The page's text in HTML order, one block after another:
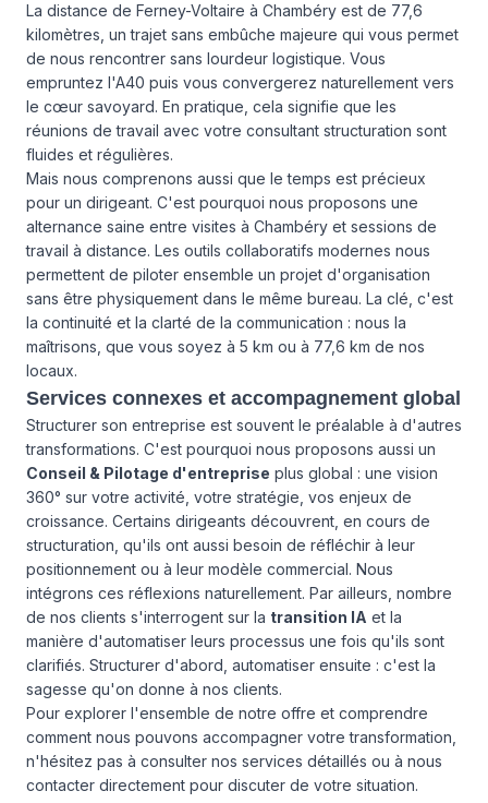
La distance de Ferney-Voltaire à Chambéry est de 77,6
kilomètres, un trajet sans embûche majeure qui vous permet
de nous rencontrer sans lourdeur logistique. Vous
empruntez l'A40 puis vous convergerez naturellement vers
le cœur savoyard. En pratique, cela signifie que les
réunions de travail avec votre consultant structuration sont
fluides et régulières.
Mais nous comprenons aussi que le temps est précieux
pour un dirigeant. C'est pourquoi nous proposons une
alternance saine entre visites à Chambéry et sessions de
travail à distance. Les outils collaboratifs modernes nous
permettent de piloter ensemble un projet d'organisation
sans être physiquement dans le même bureau. La clé, c'est
la continuité et la clarté de la communication : nous la
maîtrisons, que vous soyez à 5 km ou à 77,6 km de nos
locaux.
Services connexes et accompagnement global
Structurer son entreprise est souvent le préalable à d'autres
transformations. C'est pourquoi nous proposons aussi un
Conseil & Pilotage d'entreprise plus global : une vision
360° sur votre activité, votre stratégie, vos enjeux de
croissance. Certains dirigeants découvrent, en cours de
structuration, qu'ils ont aussi besoin de réfléchir à leur
positionnement ou à leur modèle commercial. Nous
intégrons ces réflexions naturellement. Par ailleurs, nombre
de nos clients s'interrogent sur la transition IA et la
manière d'automatiser leurs processus une fois qu'ils sont
clarifiés. Structurer d'abord, automatiser ensuite : c'est la
sagesse qu'on donne à nos clients.
Pour explorer l'ensemble de notre offre et comprendre
comment nous pouvons accompagner votre transformation,
n'hésitez pas à consulter nos services détaillés ou à nous
contacter directement pour discuter de votre situation.